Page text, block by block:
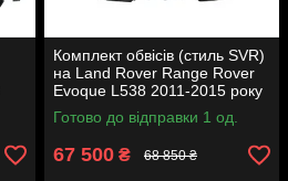
Комплект обвісів (стиль SVR)
на Land Rover Range Rover
Evoque L538 2011-2015 року
Готово до відправки 1 од.
67 500 ₴ 68 850 ₴